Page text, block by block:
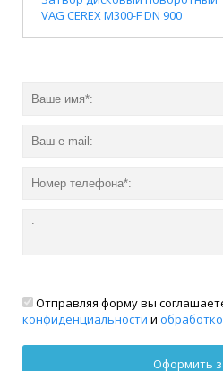
VAG CEREX M300-F DN 900
Отправляя форму вы
конфиденциальности и